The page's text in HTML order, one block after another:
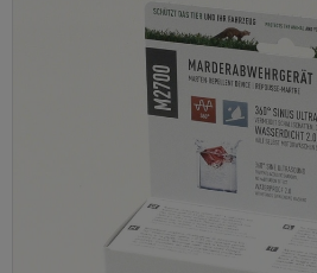
Załóż konto